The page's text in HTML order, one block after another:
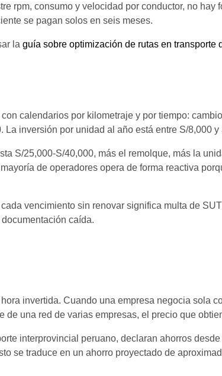
rpm, consumo y velocidad por conductor, no hay
se pagan solos en seis meses.
la guía sobre optimización de rutas en transporte
calendarios por kilometraje y por tiempo:
inversión por unidad al año está entre S/8,000 y
S/25,000-S/40,000, más el remolque, más la
de operadores opera de forma reactiva
vencimiento sin renovar significa multa de
caída.
invertida. Cuando una empresa negocia sola
una red de varias empresas, el precio que
interprovincial peruano, declaran ahorros
se traduce en un ahorro proyectado de